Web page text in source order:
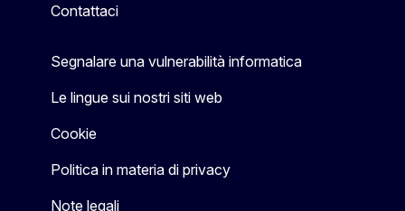
Contattaci
Segnalare una vulnerabilità informatica
Le lingue sui nostri siti web
Cookie
Politica in materia di privacy
Note legali